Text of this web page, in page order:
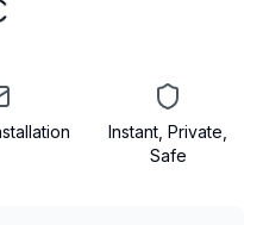
Instant, Private,
Safe